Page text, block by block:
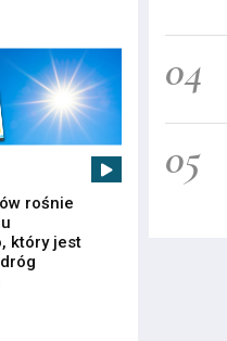
rośnie
który jest
04
05